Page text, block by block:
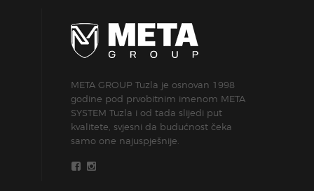
META GROUP Tuzla je osnovan 1998
godine pod prvobitnim imenom META
SYSTEM Tuzla i od tada slijedi put
kvalitete, svjesni da budućnost čeka
samo one najuspješnije.